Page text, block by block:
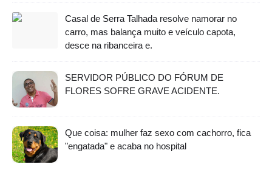
Casal de Serra Talhada resolve namorar no
carro, mas balança muito e veículo capota,
desce na ribanceira e.
SERVIDOR PÚBLICO DO FÓRUM DE
FLORES SOFRE GRAVE ACIDENTE.
Que coisa: mulher faz sexo com cachorro, fica
"engatada" e acaba no hospital